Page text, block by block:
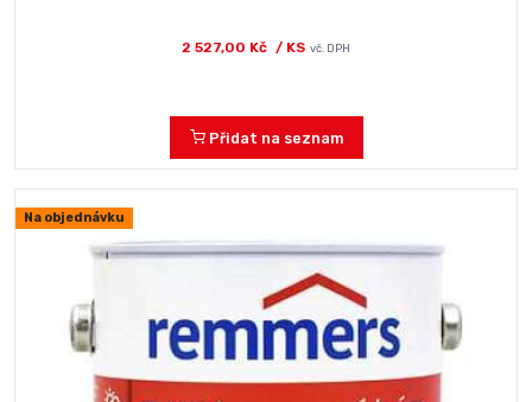
2 527,00 Kč / KS vč. DPH
Přidat na seznam
Na objednávku